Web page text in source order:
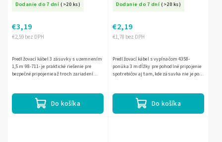
Dodanie do 7 dní (>20 ks)
€2,59 bez DPH
€3,19
Do košíka
Predlžovací kábel 3 zásuvky s uzemnením
1,5 m 98-711- je praktické riešenie pre
bezpečné pripojenie až troch zariadení
Dodanie do 7 dní (>20 ks)
€1,78 bez DPH
€2,19
Do košíka
Predlžovací kábel s vypínačom 4358-
ponúka 3 m dĺžky pre pohodlné pripojenie
spotrebičov aj tam, kde zásuvka nie je po